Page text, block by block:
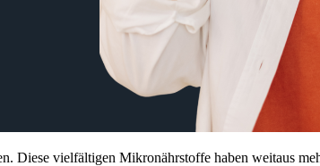
Diese vielfältigen Mikronährstoffe haben weitaus